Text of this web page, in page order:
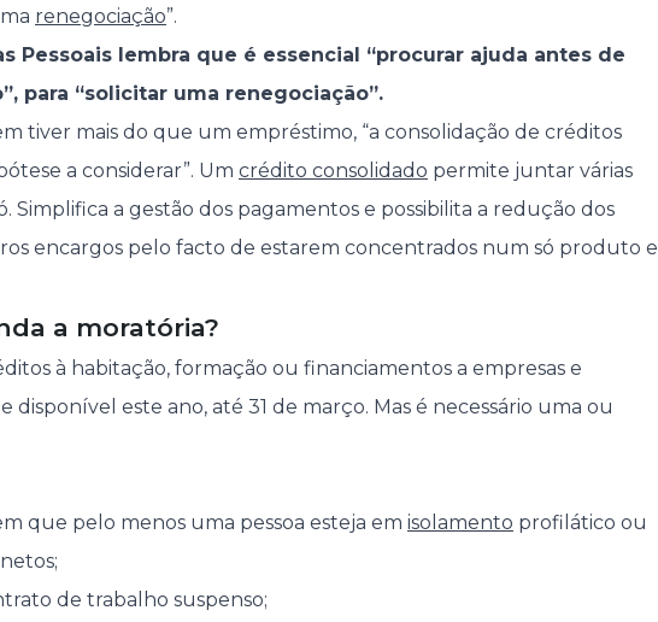
renegociação”.
Pessoais lembra que é essencial “procurar ajuda antes de
para “solicitar uma renegociação”.
tiver mais do que um empréstimo, “a consolidação de créditos
a considerar”. Um crédito consolidado permite juntar várias
Simplifica a gestão dos pagamentos e possibilita a redução dos
encargos pelo facto de estarem concentrados num só produto e
a moratória?
à habitação, formação ou financiamentos a empresas e
este ano, até 31 de março. Mas é necessário uma ou
que pelo menos uma pessoa esteja em isolamento profilático ou
de trabalho suspenso;